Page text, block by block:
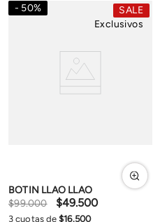
50%
SALE
Exclusivos
BOTIN LLAO LLAO
$99.000 $49.500
3 cuotas de$16.500